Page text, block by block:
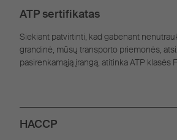
ATP sertifikatas
Siekiant patvirtinti, kad gabenant
grandinė, mūsų transporto priemonės,
pasirenkamąją įrangą, atitinka ATP klasės
HACCP